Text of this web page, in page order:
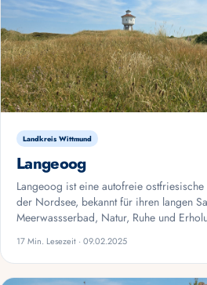
Landkreis Wittmund
Langeoog
Langeoog ist eine autofreie
der Nordsee, bekannt für ihren langen
Meerwassserbad, Natur, Ruhe und
17 Min. Lesezeit · 09.02.2025